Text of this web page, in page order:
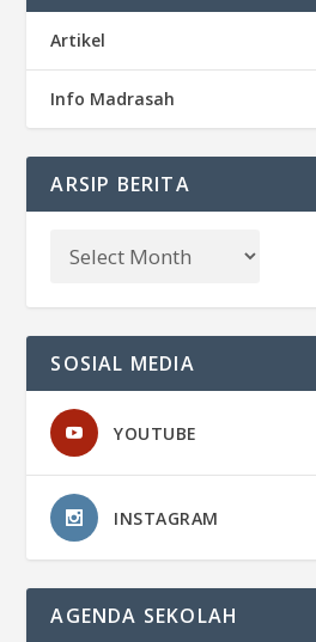
Artikel
Info Madrasah
ARSIP BERITA
SOSIAL MEDIA
YOUTUBE
INSTAGRAM
AGENDA SEKOLAH